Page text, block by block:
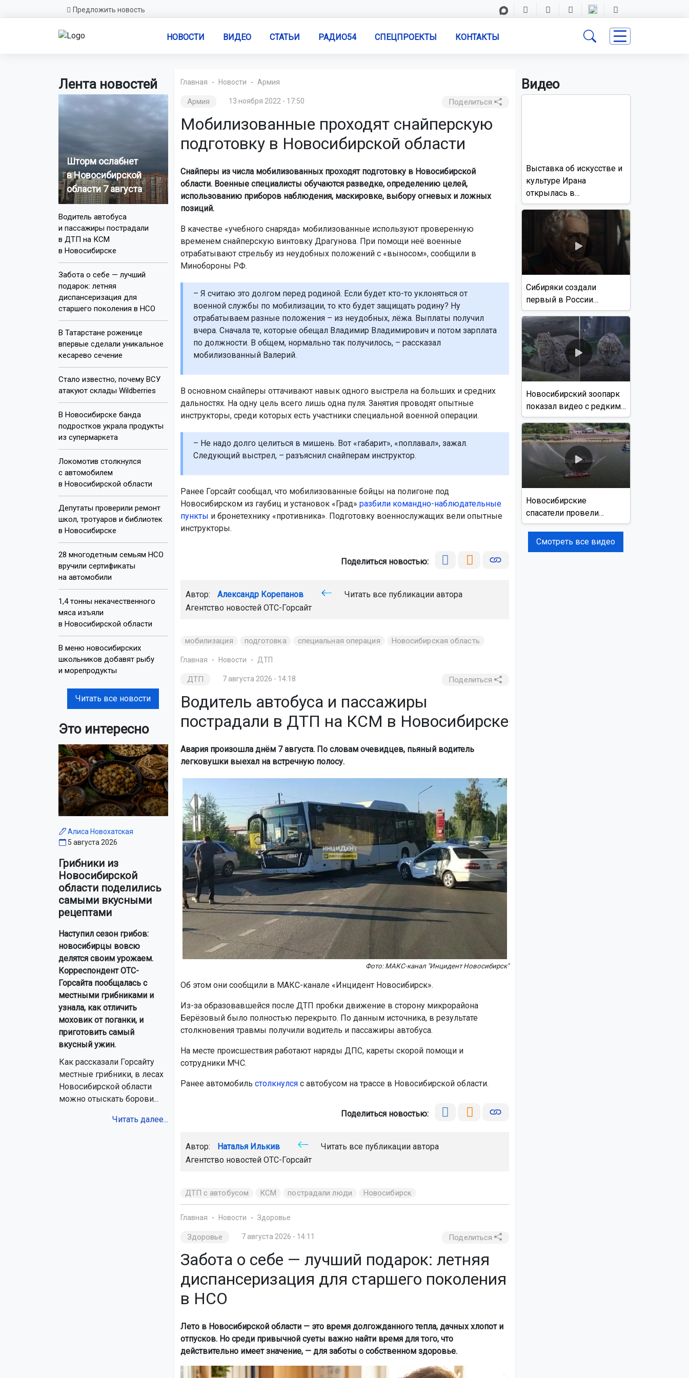
Предложить новость
НОВОСТИ ВИДЕО СТАТЬИ РАДИО54 СПЕЦПРОЕКТЫ КОНТАКТЫ
Лента новостей
Шторм ослабнет
в Новосибирской
области 7 августа
Водитель автобуса
и пассажиры пострадали
в ДТП на КСМ
в Новосибирске
Забота о себе — лучший
подарок: летняя
диспансеризация для
старшего поколения в НСО
В Татарстане роженице
впервые сделали уникальное
кесарево сечение
Стало известно, почему ВСУ
атакуют склады Wildberries
В Новосибирске банда
подростков украла продукты
из супермаркета
Локомотив столкнулся
с автомобилем
в Новосибирской области
Депутаты проверили ремонт
школ, тротуаров и библиотек
в Новосибирске
28 многодетным семьям НСО
вручили сертификаты
на автомобили
1,4 тонны некачественного
мяса изъяли
в Новосибирской области
В меню новосибирских
школьников добавят рыбу
и морепродукты
Читать все новости
Это интересно
Алиса Новохатская
5 августа 2026
Грибники из
Новосибирской
области поделились
самыми вкусными
рецептами
Наступил сезон грибов:
новосибирцы вовсю
делятся своим урожаем.
Корреспондент ОТС-
Горсайта пообщалась с
местными грибниками и
узнала, как отличить
моховик от поганки, и
приготовить самый
вкусный ужин.
Как рассказали Горсайту
местные грибники, в лесах
Новосибирской области
можно отыскать борови...
Читать далее...
Главная Новости Армия
Армия 13 ноября 2022 - 17:50 Поделиться
Мобилизованные проходят снайперскую
подготовку в Новосибирской области
Снайперы из числа мобилизованных проходят подготовку в Новосибирской
области. Военные специалисты обучаются разведке, определению целей,
использованию приборов наблюдения, маскировке, выбору огневых и ложных
позиций.
В качестве «учебного снаряда» мобилизованные используют проверенную
временем снайперскую винтовку Драгунова. При помощи неё военные
отрабатывают стрельбу из неудобных положений с «выносом», сообщили в
Минобороны РФ.
– Я считаю это долгом перед родиной. Если будет кто-то уклоняться от
военной службы по мобилизации, то кто будет защищать родину? Ну
отрабатываем разные положения – из неудобных, лёжа. Выплаты получил
вчера. Сначала те, которые обещал Владимир Владимирович и потом зарплата
по должности. В общем, нормально так получилось, – рассказал
мобилизованный Валерий.
В основном снайперы оттачивают навык одного выстрела на больших и средних
дальностях. На одну цель всего лишь одна пуля. Занятия проводят опытные
инструкторы, среди которых есть участники специальной военной операции.
– Не надо долго целиться в мишень. Вот «габарит», «поплавал», зажал.
Следующий выстрел, – разъяснил снайперам инструктор.
Ранее Горсайт сообщал, что мобилизованные бойцы на полигоне под
Новосибирском из гаубиц и установок «Град» разбили командно-наблюдательные
пункты и бронетехнику «противника». Подготовку военнослужащих вели опытные
инструкторы.
Поделиться новостью:
Автор: Александр Корепанов
Читать все публикации автора
Агентство новостей ОТС-Горсайт
мобилизация подготовка специальная операция Новосибирская область
Главная Новости ДТП
ДТП 7 августа 2026 - 14:18 Поделиться
Водитель автобуса и пассажиры
пострадали в ДТП на КСМ в Новосибирске
Авария произошла днём 7 августа. По словам очевидцев, пьяный водитель
легковушки выехал на встречную полосу.
Фото: МАКС-канал "Инцидент Новосибирск"
Об этом они сообщили в МАКС-канале «Инцидент Новосибирск».
Из-за образовавшейся после ДТП пробки движение в сторону микрорайона
Берёзовый было полностью перекрыто. По данным источника, в результате
столкновения травмы получили водитель и пассажиры автобуса.
На месте происшествия работают наряды ДПС, кареты скорой помощи и
сотрудники МЧС.
Ранее автомобиль столкнулсяс автобусом на трассе в Новосибирской области.
Поделиться новостью:
Автор: Наталья Илькив
Читать все публикации автора
Агентство новостей ОТС-Горсайт
ДТП с автобусом КСМ пострадали люди Новосибирск
Главная Новости Здоровье
Здоровье 7 августа 2026 - 14:11 Поделиться
Забота о себе — лучший подарок: летняя
диспансеризация для старшего поколения
в НСО
Лето в Новосибирской области — это время долгожданного тепла, дачных хлопот и
отпусков. Но среди привычной суеты важно найти время для того, что
действительно имеет значение, — для заботы о собственном здоровье.
Видео
Выставка об искусстве и
культуре Ирана
открылась в
Новосибирске
Сибиряки создали
первый в России
документальный фильм
с использованием ИИ
Новосибирский зоопарк
показал видео с редким
виверровым котом
Новосибирские
спасатели провели
учения на реке Обь
Смотреть все видео